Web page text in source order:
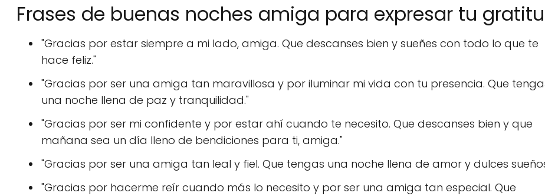
Frases de buenas noches amiga para expresar tu
"Gracias por estar siempre a mi lado, amiga. Que descanses bien y sueñes con todo lo que te
hace feliz."
"Gracias por ser una amiga tan maravillosa y por iluminar mi vida con tu presencia. Que
una noche llena de paz y tranquilidad."
"Gracias por ser mi confidente y por estar ahí cuando te necesito. Que descanses bien y que
mañana sea un día lleno de bendiciones para ti, amiga."
"Gracias por ser una amiga tan leal y fiel. Que tengas una noche llena de amor y dulces
"Gracias por hacerme reír cuando más lo necesito y por ser una amiga tan especial. Que